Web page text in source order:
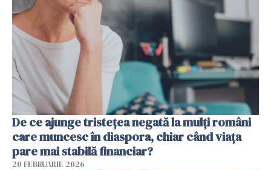
De ce ajunge tristețea negată la mulți români
care muncesc în diaspora, chiar când viața
pare mai stabilă financiar?
20 FEBRUARIE 2026